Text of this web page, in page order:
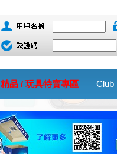
精品 / 玩具特賣專區 Club